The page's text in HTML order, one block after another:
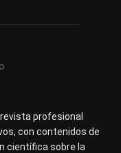
profesional
con contenidos de
científica sobre la